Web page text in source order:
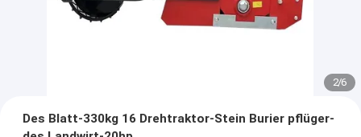
2/6
Des Blatt-330kg 16 Drehtraktor-Stein Burier pflüger-